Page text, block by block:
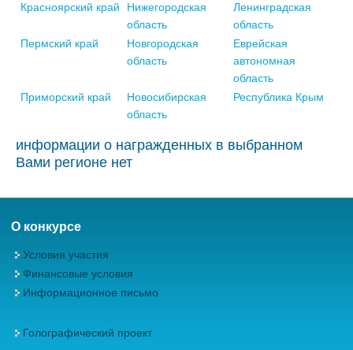
Красноярский край
Нижегородская
область
Ленинградская
область
Пермский край
Новгородская
область
Еврейская
автономная
область
Приморский край
Новосибирская
область
Республика Крым
информации о награжденных в выбранном
Вами регионе нет
О конкурсе
Условия участия
Финансовые условия
Информационное письмо
Голографический проект